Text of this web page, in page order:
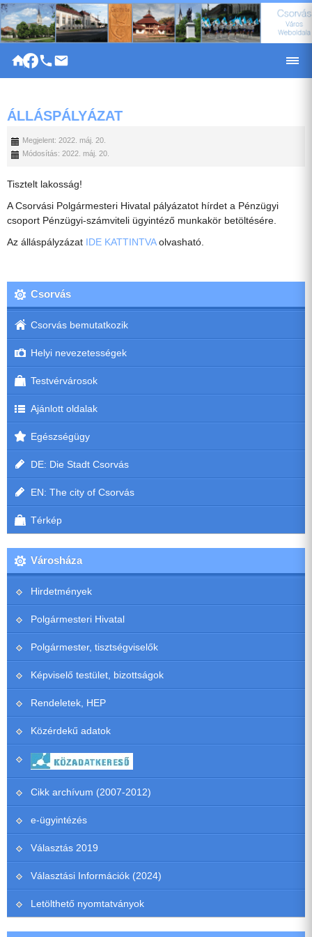
|
ÁLLÁSPÁLYÁZAT
Megjelent: 2022. máj. 20.
Módosítás: 2022. máj. 20.
Tisztelt lakosság!
A Csorvási Polgármesteri Hivatal pályázatot hírdet a Pénzügyi
csoport Pénzügyi-számviteli ügyintéző munkakör betöltésére.
Az álláspályzázat IDE KATTINTVAolvasható.
Csorvás
Csorvás bemutatkozik
Helyi nevezetességek
Testvérvárosok
Ajánlott oldalak
Egészségügy
DE: Die Stadt Csorvás
EN: The city of Csorvás
Térkép
Városháza
Hirdetmények
Polgármesteri Hivatal
Polgármester, tisztségviselők
Képviselő testület, bizottságok
Rendeletek, HEP
Közérdekű adatok
Cikk archívum (2007-2012)
e-ügyintézés
Választás 2019
Választási Információk (2024)
Letölthető nyomtatványok